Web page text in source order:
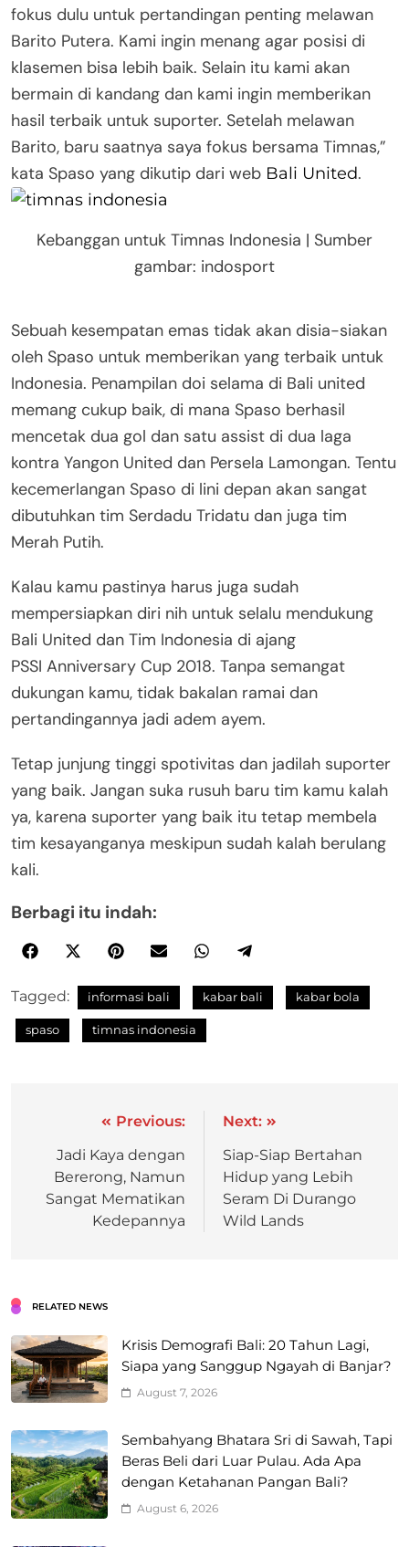
fokus dulu untuk pertandingan penting melawan
Barito Putera. Kami ingin menang agar posisi di
klasemen bisa lebih baik. Selain itu kami akan
bermain di kandang dan kami ingin memberikan
hasil terbaik untuk suporter. Setelah melawan
Barito, baru saatnya saya fokus bersama Timnas,”
kata Spaso yang dikutip dari web Bali United.
Kebanggan untuk Timnas Indonesia | Sumber
gambar: indosport
Sebuah kesempatan emas tidak akan disia-siakan
oleh Spaso untuk memberikan yang terbaik untuk
Indonesia. Penampilan doi selama di Bali united
memang cukup baik, di mana Spaso berhasil
mencetak dua gol dan satu assist di dua laga
kontra Yangon United dan Persela Lamongan. Tentu
kecemerlangan Spaso di lini depan akan sangat
dibutuhkan tim Serdadu Tridatu dan juga tim
Merah Putih.
Kalau kamu pastinya harus juga sudah
mempersiapkan diri nih untuk selalu mendukung
Bali United dan Tim Indonesia di ajang
PSSI Anniversary Cup 2018. Tanpa semangat
dukungan kamu, tidak bakalan ramai dan
pertandingannya jadi adem ayem.
Tetap junjung tinggi spotivitas dan jadilah suporter
yang baik. Jangan suka rusuh baru tim kamu kalah
ya, karena suporter yang baik itu tetap membela
tim kesayanganya meskipun sudah kalah berulang
kali.
Berbagi itu indah:
Tagged: informasi bali kabar bali kabar bola
spaso timnas indonesia
Previous:
Jadi Kaya dengan
Bererong, Namun
Sangat Mematikan
Kedepannya
Next:
Siap-Siap Bertahan
Hidup yang Lebih
Seram Di Durango
Wild Lands
RELATED NEWS
Krisis Demografi Bali: 20 Tahun Lagi,
Siapa yang Sanggup Ngayah di Banjar?
August 7, 2026
Sembahyang Bhatara Sri di Sawah, Tapi
Beras Beli dari Luar Pulau. Ada Apa
dengan Ketahanan Pangan Bali?
August 6, 2026